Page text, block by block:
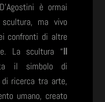
è ormai
ma vivo
confronti di altre
La scultura “Il
il simbolo di
ricerca tra arte,
umano, creato